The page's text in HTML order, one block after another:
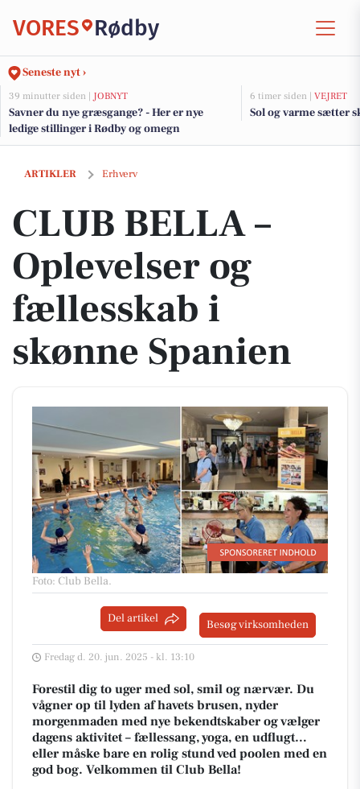
VORES Rødby
Seneste nyt ›
39 minutter siden | JOBNYT
Savner du nye græsgange? - Her er nye
ledige stillinger i Rødby og omegn
6 timer siden | VEJRET
Sol og varme sætter
ARTIKLER Erhverv
CLUB BELLA – Oplevelser og fællesskab i skønne Spanien
CLUB BELLA –
Oplevelser og
fællesskab i
skønne Spanien
Foto: Club Bella.
Del artikel Besøg virksomheden
Fredag d. 20. jun. 2025 - kl. 13:10
Forestil dig to uger med sol, smil og nærvær. Du
vågner op til lyden af havets brusen, nyder
morgenmaden med nye bekendtskaber og vælger
dagens aktivitet – fællessang, yoga, en udflugt…
eller måske bare en rolig stund ved poolen med en
god bog. Velkommen til Club Bella!